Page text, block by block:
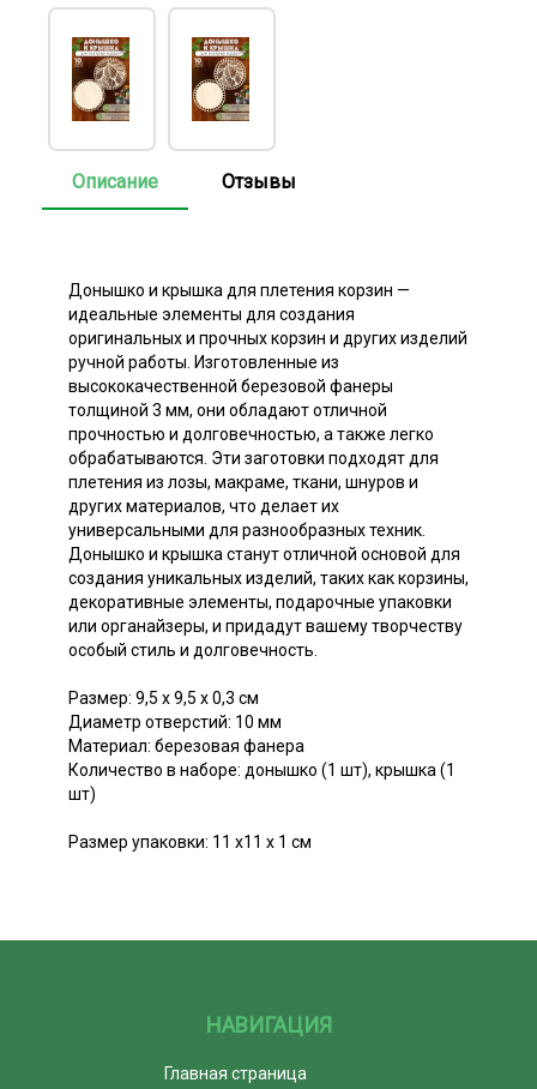
Описание Отзывы
Донышко и крышка для плетения корзин —
идеальные элементы для создания
оригинальных и прочных корзин и других изделий
ручной работы. Изготовленные из
высококачественной березовой фанеры
толщиной 3 мм, они обладают отличной
прочностью и долговечностью, а также легко
обрабатываются. Эти заготовки подходят для
плетения из лозы, макраме, ткани, шнуров и
других материалов, что делает их
универсальными для разнообразных техник.
Донышко и крышка станут отличной основой для
создания уникальных изделий, таких как корзины,
декоративные элементы, подарочные упаковки
или органайзеры, и придадут вашему творчеству
особый стиль и долговечность.
Размер: 9,5 х 9,5 х 0,3 см
Диаметр отверстий: 10 мм
Материал: березовая фанера
Количество в наборе: донышко (1 шт), крышка (1
шт)
Размер упаковки: 11 х11 х 1 см
НАВИГАЦИЯ
Главная страница